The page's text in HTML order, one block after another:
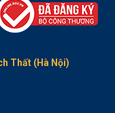
Thất (Hà Nội)